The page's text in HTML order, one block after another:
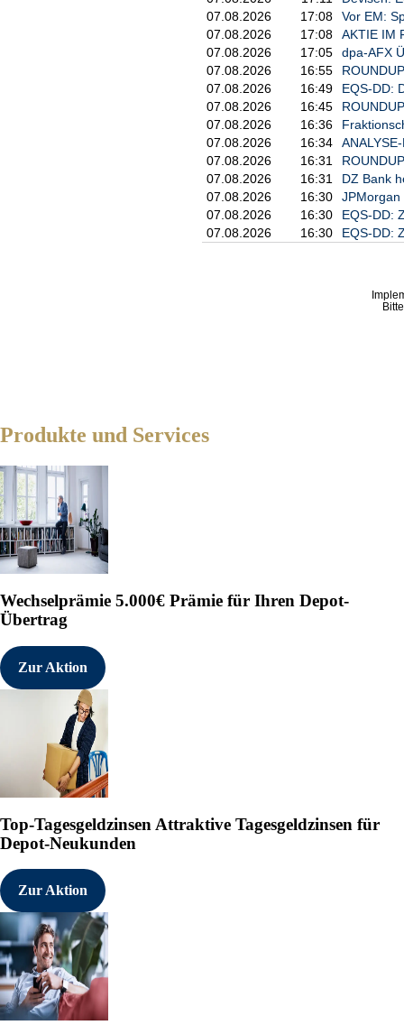
07.08.2026
17:08
Vor EM:
07.08.2026
17:08
AKTIE IM
07.08.2026
17:05
dpa-AFX
07.08.2026
16:55
07.08.2026
16:49
EQS-DD:
07.08.2026
16:45
07.08.2026
16:36
07.08.2026
16:34
07.08.2026
16:31
07.08.2026
16:31
DZ Bank
07.08.2026
16:30
07.08.2026
16:30
EQS-DD:
07.08.2026
16:30 EQS-DD:
Produkte und Services
Wechselprämie 5.000€ Prämie für Ihren Depot-
Übertrag
Zur Aktion
Top-Tagesgeldzinsen Attraktive Tagesgeldzinsen für
Depot-Neukunden
Zur Aktion